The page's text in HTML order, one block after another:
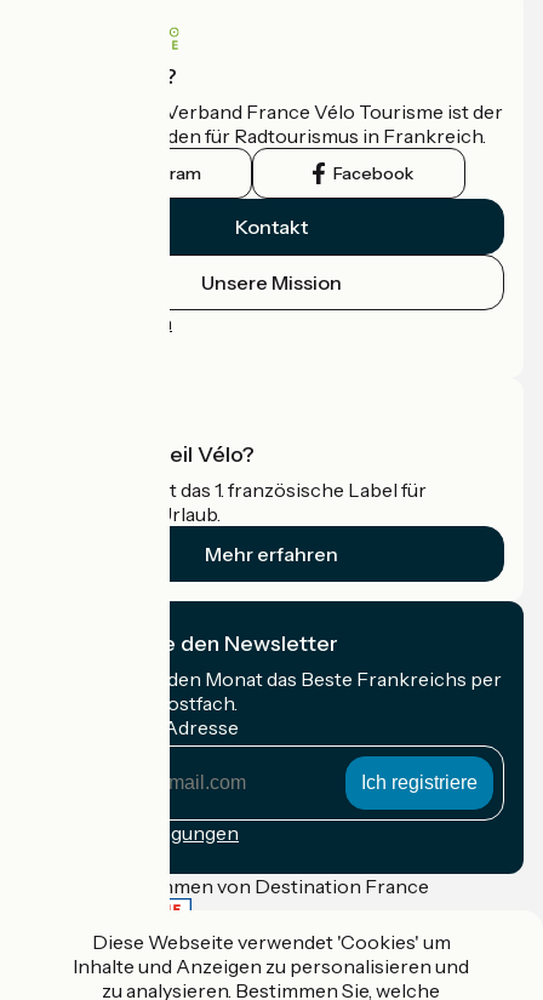
Wer sind wir?
Der nationale Verband France Vélo Tourisme ist der
offizielle Leitfaden für Radtourismus in Frankreich.
Instagram Facebook
Kontakt
Unsere Mission
Pressebereich
Was ist Accueil Vélo?
Accueil Vélo ist das 1. französische Label für
Radfahrer im Urlaub.
Mehr erfahren
Ich abonniere den Newsletter
Erhalten Sie jeden Monat das Beste Frankreichs per
Rad in Ihrem Postfach.
Meine E-Mail-Adresse
Anmeldebedingungen
Gefördert im Rahmen von Destination France
Diese Webseite verwendet 'Cookies' um
Inhalte und Anzeigen zu personalisieren und
zu analysieren. Bestimmen Sie, welche